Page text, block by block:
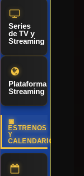
Series
de TV y
Streaming
Plataformas
Streaming
📅
ESTRENOS
Y
CALENDARIO